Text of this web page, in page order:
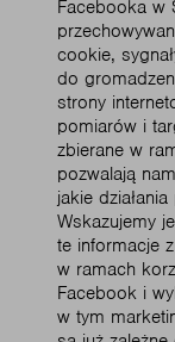
Facebooka w
cookie,
do
strony
pomiarów i
zbierane w
pozwalają
jakie
Wskazujemy
te informacje
w ramach
Facebook i
w tym